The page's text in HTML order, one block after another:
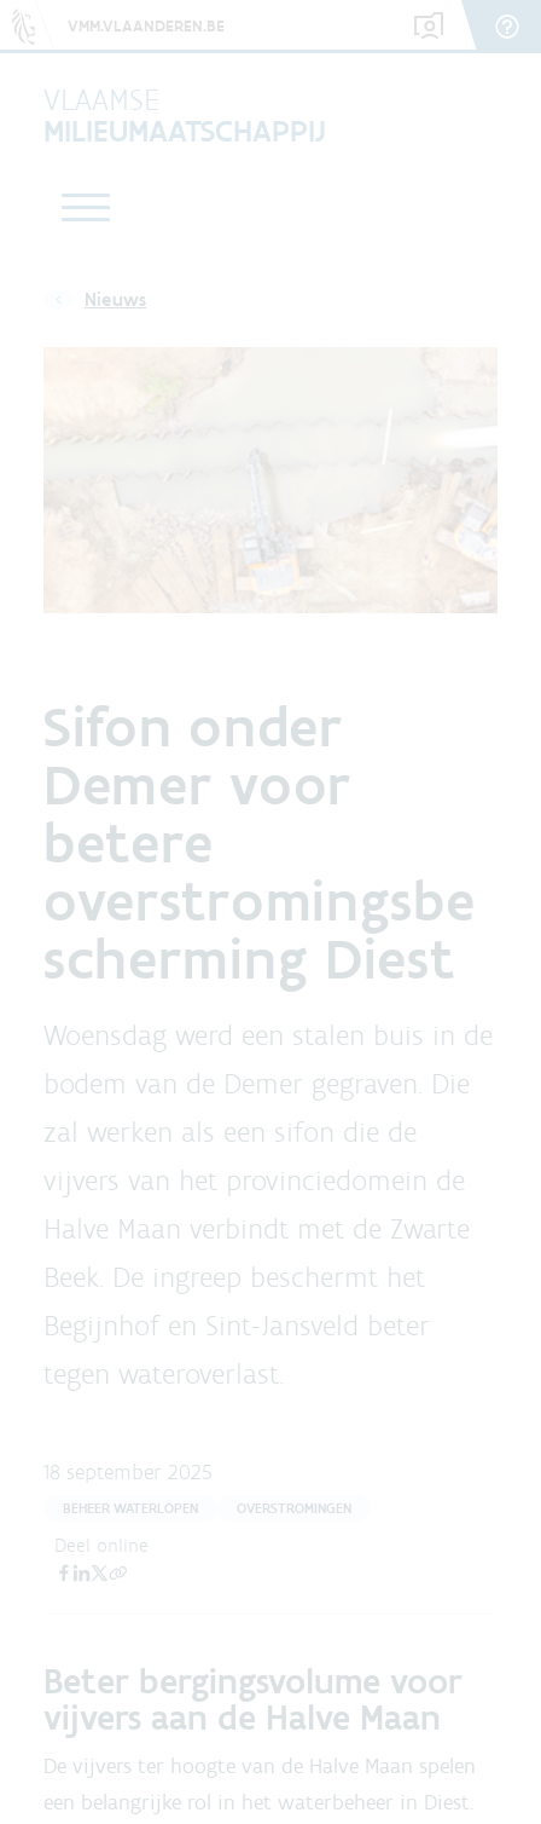
VMM.VLAANDEREN.BE
VLAAMSE
MILIEUMAATSCHAPPIJ
Nieuws
Sifon onder
Demer voor
betere
overstromingsbe
scherming Diest
Woensdag werd een stalen buis in de
bodem van de Demer gegraven. Die
zal werken als een sifon die de
vijvers van het provinciedomein de
Halve Maan verbindt met de Zwarte
Beek. De ingreep beschermt het
Begijnhof en Sint-Jansveld beter
tegen wateroverlast.
18 september 2025
BEHEER WATERLOPEN OVERSTROMINGEN
Deel online
Beter bergingsvolume voor
vijvers aan de Halve Maan
De vijvers ter hoogte van de Halve Maan spelen
een belangrijke rol in het waterbeheer in Diest.